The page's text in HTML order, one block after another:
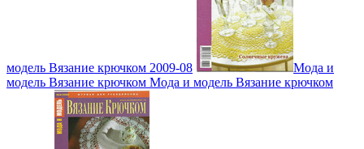
модель Вязание крючком 2009-08
Мода и
модель Вязание крючком Мода и модель Вязание крючком